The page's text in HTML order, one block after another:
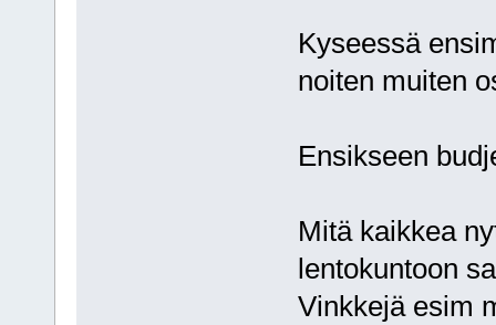
Kyseessä
noiten muiten
Ensikseen
Mitä kaikkea
lentokuntoon
Vinkkejä esim